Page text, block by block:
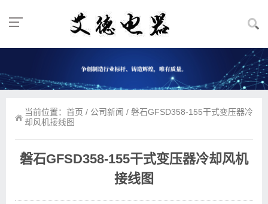
当前位置： 首页 / 公司新闻 / 磐石GFSD358-155干式变压器冷
却风机接线图
磐石GFSD358-155干式变压器冷却风机
接线图